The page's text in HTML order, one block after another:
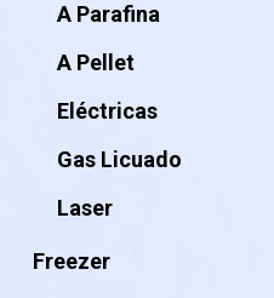
A Parafina
A Pellet
Eléctricas
Gas Licuado
Laser
Freezer